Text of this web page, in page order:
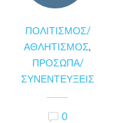
ΠΟΛΙΤΙΣΜΌΣ/
ΑΘΛΗΤΙΣΜΌΣ,
ΠΡΌΣΩΠΑ/
ΣΥΝΕΝΤΕΎΞΕΙΣ
0